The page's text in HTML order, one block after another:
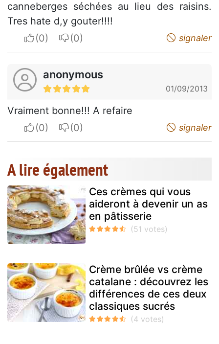
canneberges séchées au lieu des raisins.
Tres hate d,y gouter!!!!
I apreciateI do not appreciate signaler
anonymous
01/09/2013
Vraiment bonne!!! A refaire
I apreciateI do not appreciate signaler
A lire également
Ces crèmes qui vous
aideront à devenir un as
en pâtisserie
Crème brûlée vs crème
catalane : découvrez les
différences de ces deux
classiques sucrés